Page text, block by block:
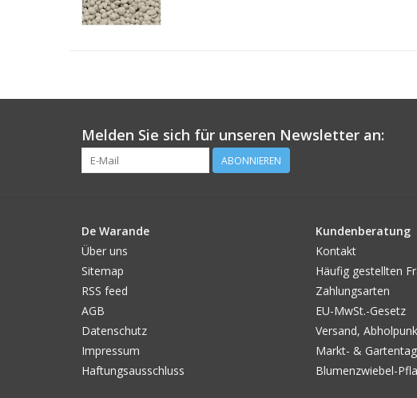
Melden Sie sich für unseren Newsletter an:
ABONNIEREN
De Warande
Über uns
Sitemap
RSS feed
AGB
Datenschutz
Impressum
Haftungsausschluss
Kundenberatung
Kontakt
Häufig gestellten
Zahlungsarten
EU-MwSt.-Gesetz
Versand,
Markt- &
Blumenzwiebel-